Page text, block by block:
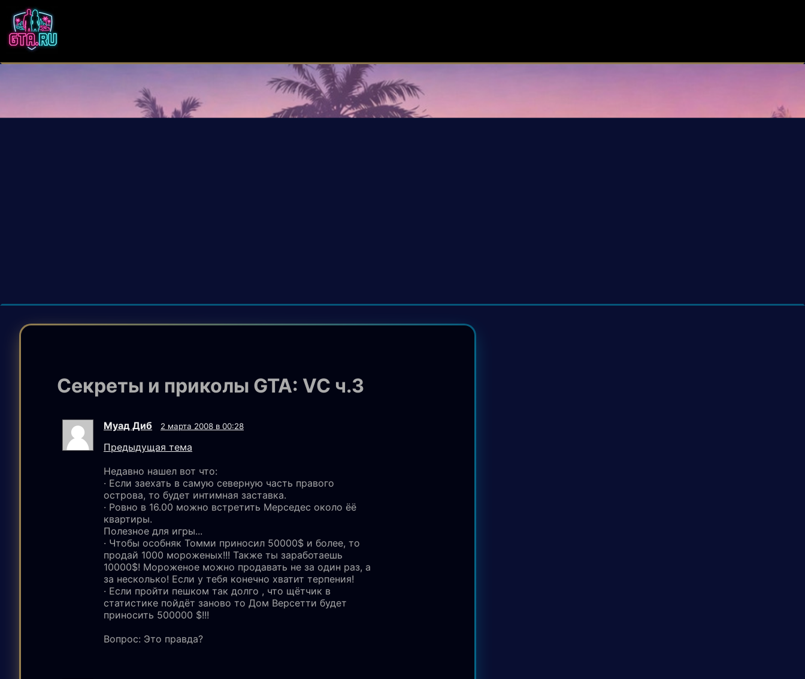
Секреты и приколы GTA: VC ч.3
Муад Диб 2 марта 2008 в 00:28
Предыдущая тема
Недавно нашел вот что:
· Если заехать в самую северную часть правого
острова, то будет интимная заставка.
· Ровно в 16.00 можно встретить Мерседес около ёё
квартиры.
Полезное для игры...
· Чтобы особняк Томми приносил 50000$ и более, то
продай 1000 мороженых!!! Также ты заработаешь
10000$! Мороженое можно продавать не за один раз, а
за несколько! Если у тебя конечно хватит терпения!
· Если пройти пешком так долго , что щётчик в
статистике пойдёт заново то Дом Версетти будет
приносить 500000 $!!!
Вопрос: Это правда?